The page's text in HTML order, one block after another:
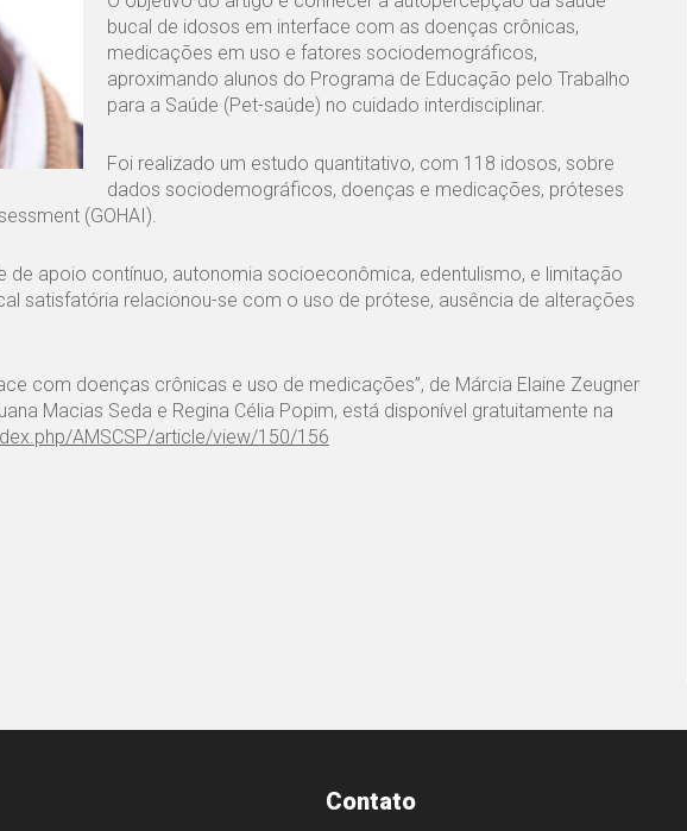
bucal de idosos em interface com as doenças crônicas,
medicações em uso e fatores sociodemográficos,
aproximando alunos do Programa de Educação pelo Trabalho
para a Saúde (Pet-saúde) no cuidado interdisciplinar.
Foi realizado um estudo quantitativo, com 118 idosos, sobre
dados sociodemográficos, doenças e medicações, próteses
(GOHAI).
de apoio contínuo, autonomia socioeconômica, edentulismo, e limitação
satisfatória relacionou-se com o uso de prótese, ausência de alterações
com doenças crônicas e uso de medicações”, de Márcia Elaine Zeugner
Macias Seda e Regina Célia Popim, está disponível gratuitamente na
AMSCSP/article/view/150/156
Contato